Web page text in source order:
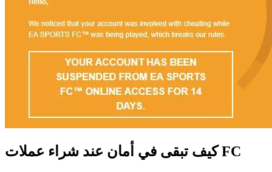
كيف تبقى في أمان عند شراء عملات FC